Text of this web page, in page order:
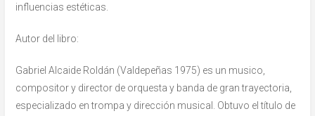
influencias estéticas.
Autor del libro:
Gabriel Alcaide Roldán (Valdepeñas 1975) es un musico,
compositor y director de orquesta y banda de gran trayectoria,
especializado en trompa y dirección musical. Obtuvo el título de